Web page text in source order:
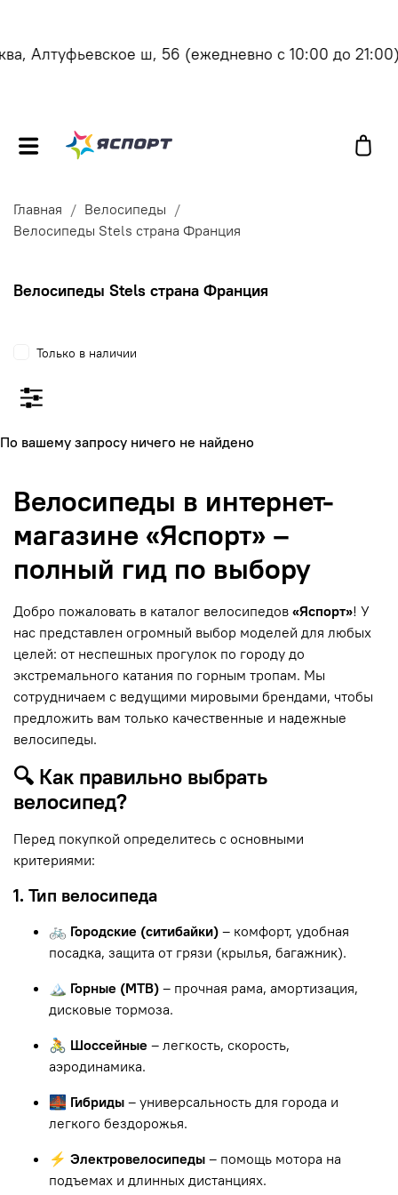
Алтуфьевское ш, 56(ежедневно с 10:00 до 21:00)
Главная
Велосипеды
Велосипеды Stels страна Франция
Велосипеды Stels страна Франция
По вашему запросу ничего не найдено
Велосипеды в интернет-
магазине «Яспорт» –
полный гид по выбору
Добро пожаловать в каталог велосипедов «Яспорт»! У
нас представлен огромный выбор моделей для любых
целей: от неспешных прогулок по городу до
экстремального катания по горным тропам. Мы
сотрудничаем с ведущими мировыми брендами, чтобы
предложить вам только качественные и надежные
велосипеды.
🔍 Как правильно выбрать
велосипед?
Перед покупкой определитесь с основными
критериями:
1. Тип велосипеда
🚲 Городские (ситибайки) – комфорт, удобная
посадка, защита от грязи (крылья, багажник).
🏔 Горные (MTB) – прочная рама, амортизация,
дисковые тормоза.
🚴 Шоссейные – легкость, скорость,
аэродинамика.
🌉 Гибриды – универсальность для города и
легкого бездорожья.
⚡ Электровелосипеды – помощь мотора на
подъемах и длинных дистанциях.
Только в наличии